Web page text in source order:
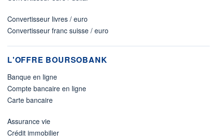
Convertisseur livres / euro
Convertisseur franc suisse / euro
L'OFFRE BOURSOBANK
Banque en ligne
Compte bancaire en ligne
Carte bancaire
Assurance vie
Crédit immobilier